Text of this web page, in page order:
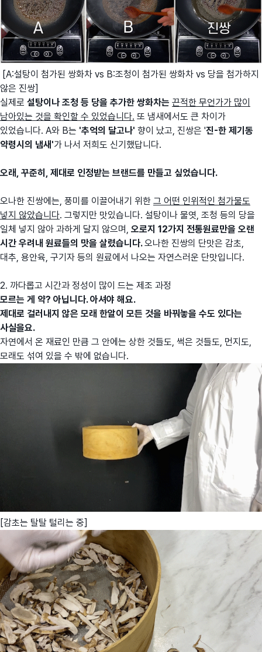
[A:설탕이 첨가된 쌍화차 vs B:조청이 첨가된 쌍화차 vs 당을 첨가하지
않은 진쌍]
실제로 설탕이나 조청 등 당을 추가한 쌍화차는 끈적한 무언가가 많이
남아있는 것을 확인할 수 있었습니다. 또 냄새에서도 큰 차이가
있었습니다. A와 B는 '추억의 달고나' 향이 났고, 진쌍은 '진-한 제기동
약령시의 냄새'가 나서 저희도 신기했답니다.
오래, 꾸준히, 제대로 인정받는 브랜드를 만들고 싶었습니다.
오나한 진쌍에는, 풍미를 이끌어내기 위한 그 어떤 인위적인 첨가물도
넣지 않았습니다. 그렇지만 맛있습니다. 설탕이나 물엿, 조청 등의 당을
일체 넣지 않아 과하게 달지 않으며, 오로지 12가지 전통원료만을 오랜
시간 우려내 원료들의 맛을 살렸습니다.오나한 진쌍의 단맛은 감초,
대추, 용안육, 구기자 등의 원료에서 나오는 자연스러운 단맛입니다.
2. 까다롭고 시간과 정성이 많이 드는 제조 과정
모르는 게 약? 아닙니다.아셔야 해요.
제대로 걸러내지 않은 모래 한알이 모든 것을 바꿔놓을 수도 있다는
사실을요.
자연에서 온 재료인 만큼 그 안에는 상한 것들도, 썩은 것들도, 먼지도,
모래도 섞여 있을 수 밖에 없습니다.
[감초는 탈탈 털리는 중]